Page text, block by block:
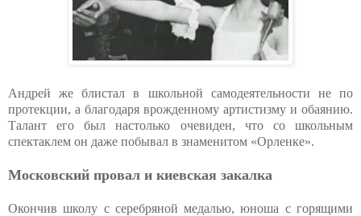
Андрей же блистал в школьной самодеятельности не по
протекции, а благодаря врожденному артистизму и обаянию.
Талант его был настолько очевиден, что со школьным
спектаклем он даже побывал в знаменитом «Орленке».
Московский провал и киевская закалка
Окончив школу с серебряной медалью, юноша с горящими